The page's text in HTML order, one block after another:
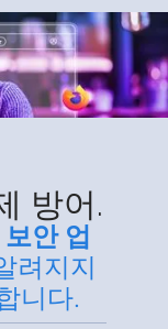
방어.
안 업
려지지
니다.